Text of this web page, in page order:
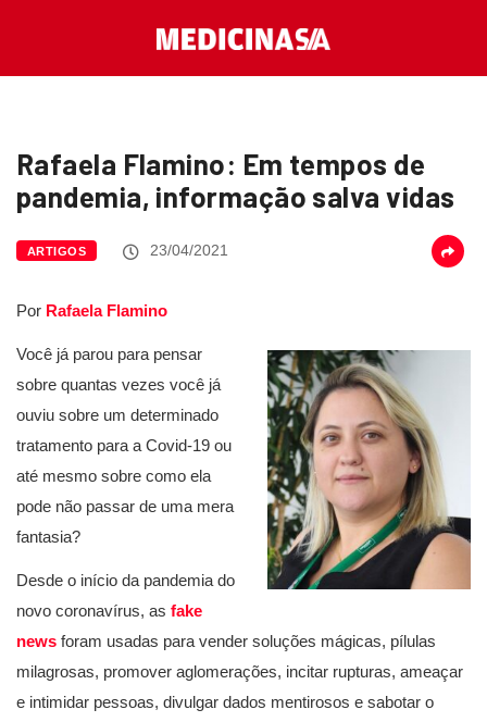
Rafaela Flamino: Em tempos de
pandemia, informação salva vidas
ARTIGOS 23/04/2021
Por Rafaela Flamino
Você já parou para pensar
sobre quantas vezes você já
ouviu sobre um determinado
tratamento para a Covid-19 ou
até mesmo sobre como ela
pode não passar de uma mera
fantasia?
Desde o início da pandemia do
novo coronavírus, as fake
news foram usadas para vender soluções mágicas, pílulas
milagrosas, promover aglomerações, incitar rupturas, ameaçar
e intimidar pessoas, divulgar dados mentirosos e sabotar o